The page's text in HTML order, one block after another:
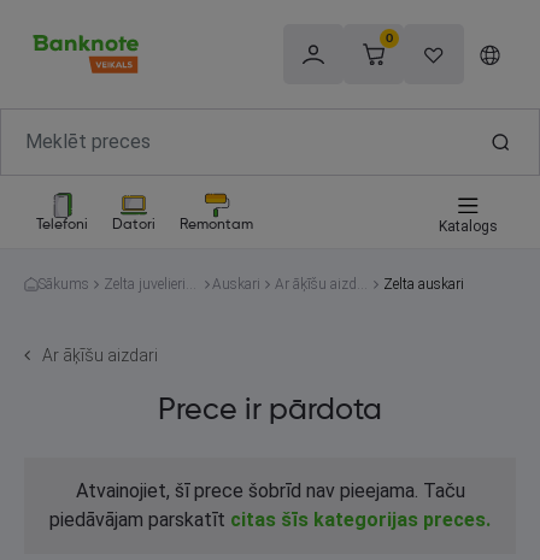
0
Telefoni Datori Remontam Katalogs
Sākums
Zelta juvelierizs
Auskari
Ar āķīšu aizdar
Zelta auskari
Ar āķīšu aizdari
Prece ir pārdota
Atvainojiet, šī prece šobrīd nav pieejama. Taču
piedāvājam parskatīt citas šīs kategorijas preces.